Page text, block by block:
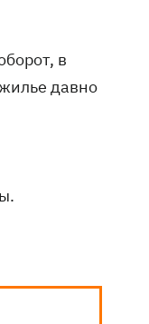
в
давно